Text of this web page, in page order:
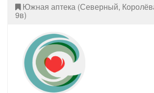
Южная аптека (Северный,
9в)